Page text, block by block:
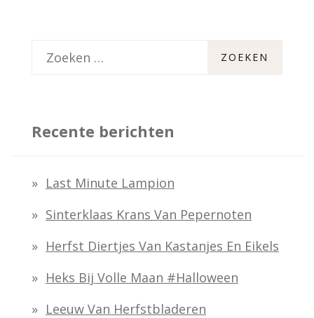
k
n
a
r
:
Recente berichten
Last Minute Lampion
Sinterklaas Krans Van Pepernoten
Herfst Diertjes Van Kastanjes En Eikels
Heks Bij Volle Maan #halloween
Leeuw Van Herfstbladeren